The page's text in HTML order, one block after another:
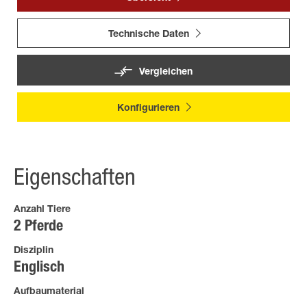
Technische Daten
Vergleichen
Konfigurieren
Eigenschaften
Anzahl Tiere
2 Pferde
Disziplin
Englisch
Aufbaumaterial